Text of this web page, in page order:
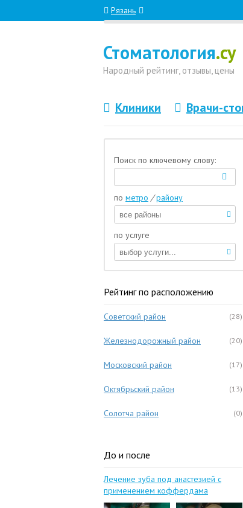
Рязань
Стоматология.су
Народный рейтинг, отзывы, цены
Клиники Врачи-
Поиск по ключевому слову:
по метро / району
по услуге
Рейтинг по расположению
(28)
Советский район
(20)
Железнодорожный район
(17)
Московский район
(13)
Октябрьский район
(0)
Солотча район
До и после
Лечение зуба под анастезией с
применением коффердама